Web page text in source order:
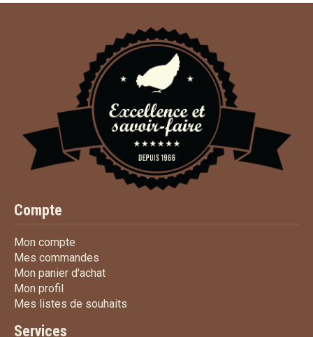
Compte
Mon compte
Mes commandes
Mon panier d'achatMon panier d'achat
Mon profil
Mes listes de souhaits
Services